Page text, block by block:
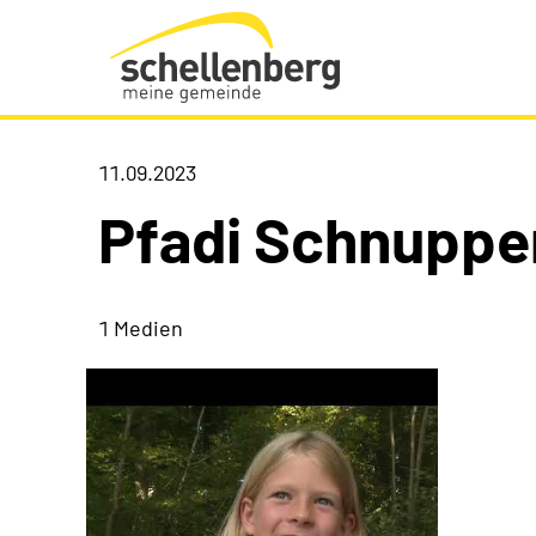
Gemeinde Schellenberg Startseite
11.09.2023
Pfadi
1 Medien